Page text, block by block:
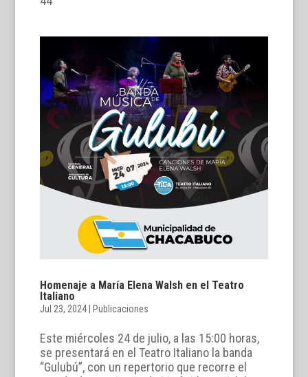
Homenaje a María Elena Walsh en el Teatro
Italiano
Jul 23, 2024| Publicaciones
Este miércoles 24 de julio, a las 15:00 horas,
se presentará en el Teatro Italiano la banda
“Gulubú”, con un repertorio que recorre el